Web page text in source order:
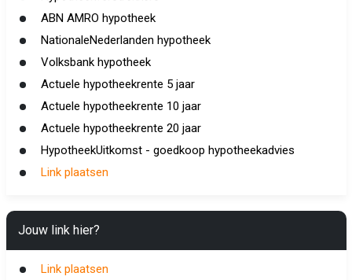
ABN AMRO hypotheek
NationaleNederlanden hypotheek
Volksbank hypotheek
Actuele hypotheekrente 5 jaar
Actuele hypotheekrente 10 jaar
Actuele hypotheekrente 20 jaar
HypotheekUitkomst - goedkoop hypotheekadvies
Link plaatsen
Jouw link hier?
Link plaatsen